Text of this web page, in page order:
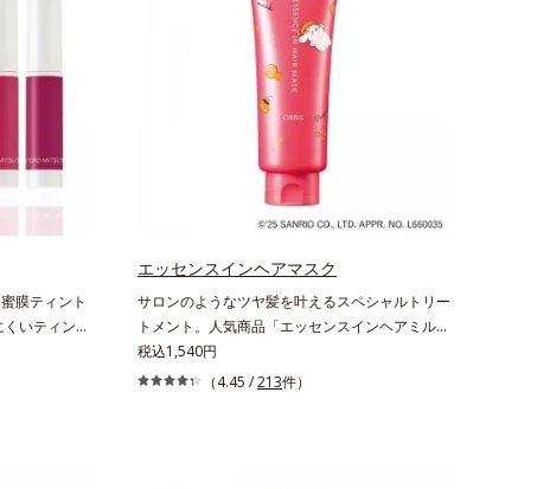
膜ティント
いティント
リップで
配合だか
エッセンスインヘアマスク
サロンのようなツヤ髪を叶えるスペシャルトリー
トメント。人気商品「エッセンスインヘアミル
ク」と同じシリーズの、お風呂で美しいツヤ髪を
叶えるスペシャルヘアマスクです。シャンプー後
税込1,540円
（4.45 /213件）